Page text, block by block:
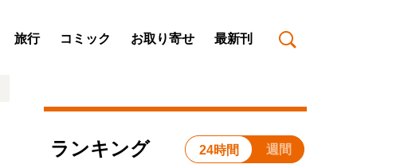
旅行 コミック お取り寄せ 最新刊
ランキング 24時間 週間